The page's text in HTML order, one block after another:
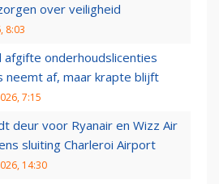
over veiligheid
8:03
afgifte onderhoudslicenties
neemt af, maar krapte blijft
7:15
deur voor Ryanair en Wizz Air
sluiting Charleroi Airport
14:30